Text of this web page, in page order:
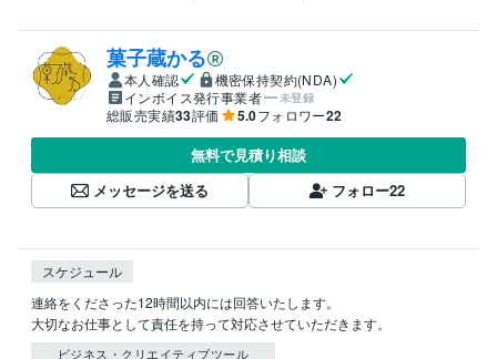
菓子蔵かる
本人確認
機密保持契約(NDA)
インボイス発行事業者
未登録
総販売実績33評価 5.0フォロワー22
無料で見積り相談
メッセージを送る
フォロー22
スケジュール
連絡をくださった12時間以内には回答いたします。
大切なお仕事として責任を持って対応させていただきます。
ビジネス・クリエイティブツール